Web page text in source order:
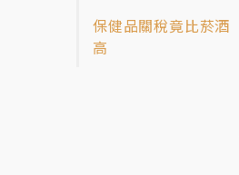
保健品關稅竟比菸酒
高